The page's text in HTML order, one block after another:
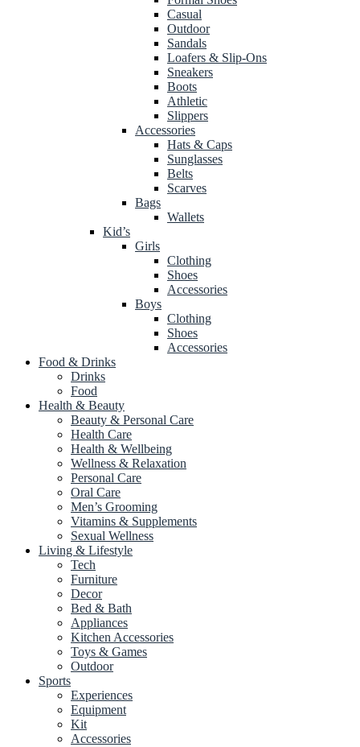
Casual
Outdoor
Sandals
Loafers & Slip-Ons
Sneakers
Boots
Athletic
Slippers
Accessories
Hats & Caps
Sunglasses
Belts
Scarves
Bags
Wallets
Kid’s
Girls
Clothing
Shoes
Accessories
Boys
Clothing
Shoes
Accessories
Food & Drinks
Drinks
Food
Health & Beauty
Beauty & Personal Care
Health Care
Health & Wellbeing
Wellness & Relaxation
Personal Care
Oral Care
Men’s Grooming
Vitamins & Supplements
Sexual Wellness
Living & Lifestyle
Tech
Furniture
Decor
Bed & Bath
Appliances
Kitchen Accessories
Toys & Games
Outdoor
Sports
Experiences
Equipment
Kit
Accessories